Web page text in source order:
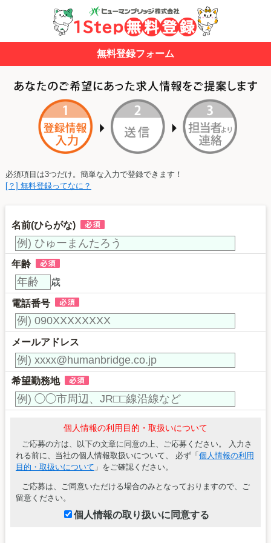
無料登録フォーム
必須項目は3つだけ。簡単な入力で登録できます！
[？] 無料登録ってなに？
名前(ひらがな)
年齢
歳
電話番号
メールアドレス
希望勤務地
個人情報の利用目的・取扱いについて
ご応募の方は、以下の文章に同意の上、ご応募ください。 入力さ
れる前に、当社の個人情報取扱いについて、 必ず「 個人情報の利用
目的・取扱いについて 」をご確認ください。
ご応募は、ご同意いただける場合のみとなっておりますので、ご
留意ください。
個人情報の取り扱いに同意する